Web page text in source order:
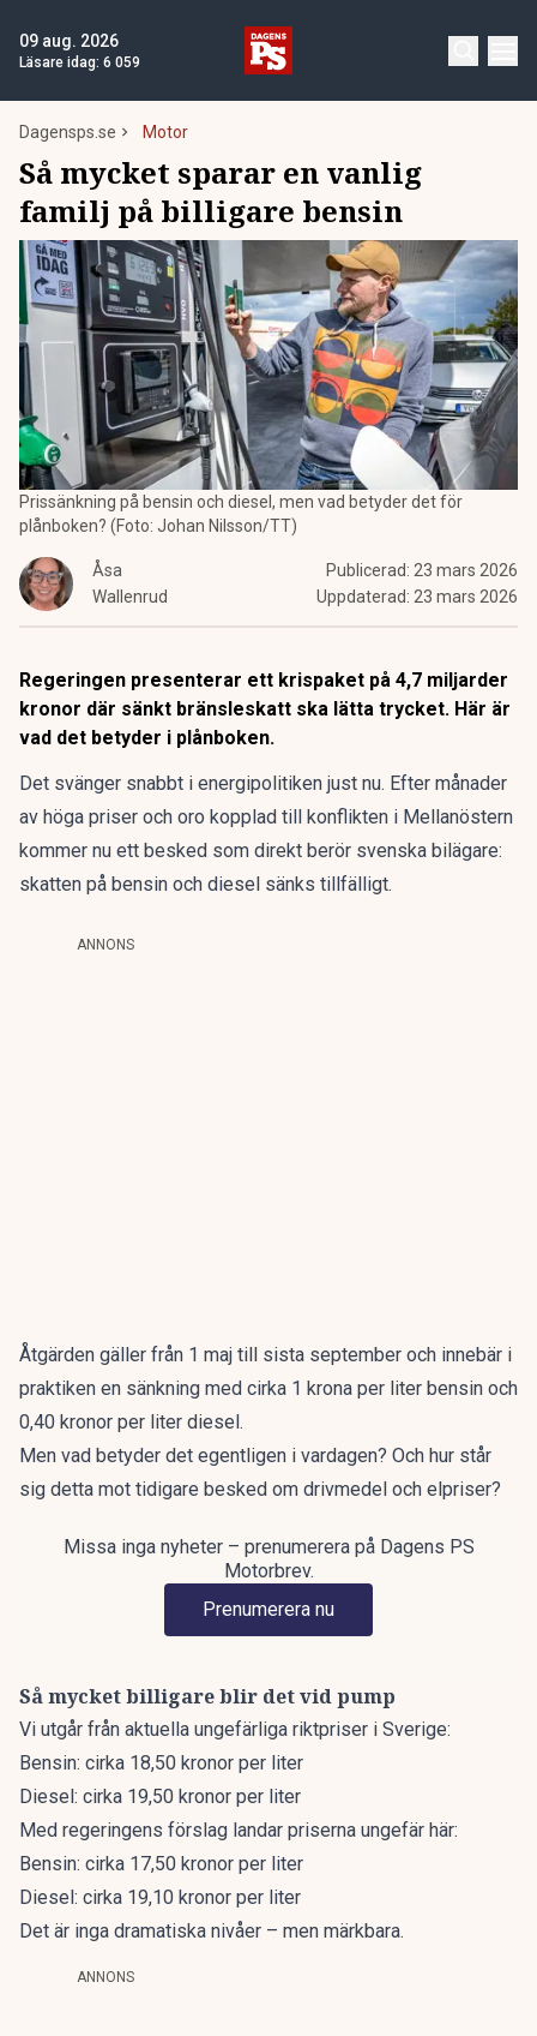
09 aug. 2026
Läsare idag: 6 059
Dagensps.se Motor
Så mycket sparar en vanlig
familj på billigare bensin
Prissänkning på bensin och diesel, men vad betyder det för
plånboken? (Foto: Johan Nilsson/TT)
Åsa
Wallenrud
Publicerad: 23 mars 2026
Uppdaterad: 23 mars 2026
Regeringen presenterar ett krispaket på 4,7 miljarder
kronor där sänkt bränsleskatt ska lätta trycket. Här är
vad det betyder i plånboken.
Det svänger snabbt i energipolitiken just nu. Efter månader
av höga priser och oro kopplad till konflikten i Mellanöstern
kommer nu ett besked som direkt berör svenska bilägare:
skatten på bensin och diesel sänks tillfälligt.
ANNONS
Åtgärden gäller från 1 maj till sista september och innebär i
praktiken en sänkning med cirka 1 krona per liter bensin och
0,40 kronor per liter diesel.
Men vad betyder det egentligen i vardagen? Och hur står
sig detta mot tidigare besked om drivmedel och elpriser?
Missa inga nyheter – prenumerera på Dagens PS
Motorbrev.
Prenumerera nu
Så mycket billigare blir det vid pump
Vi utgår från aktuella ungefärliga riktpriser i Sverige:
Bensin: cirka 18,50 kronor per liter
Diesel: cirka 19,50 kronor per liter
Med regeringens förslag landar priserna ungefär här:
Bensin: cirka 17,50 kronor per liter
Diesel: cirka 19,10 kronor per liter
Det är inga dramatiska nivåer – men märkbara.
ANNONS